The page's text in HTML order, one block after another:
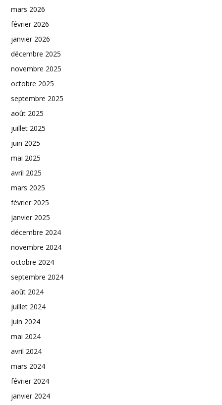
mars 2026
février 2026
janvier 2026
décembre 2025
novembre 2025
octobre 2025
septembre 2025
août 2025
juillet 2025
juin 2025
mai 2025
avril 2025
mars 2025
février 2025
janvier 2025
décembre 2024
novembre 2024
octobre 2024
septembre 2024
août 2024
juillet 2024
juin 2024
mai 2024
avril 2024
mars 2024
février 2024
janvier 2024